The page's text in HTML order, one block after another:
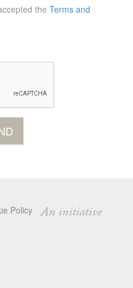
the Terms and
Policy An initiative